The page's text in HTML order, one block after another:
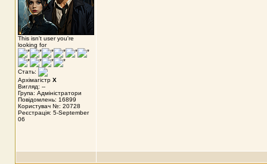
This isn't user you're
looking for
Стать:
Архімагістр X
Вигляд: --
Група: Адміністратори
Повідомлень: 16899
Користувач №: 20728
Реєстрація: 5-September
06